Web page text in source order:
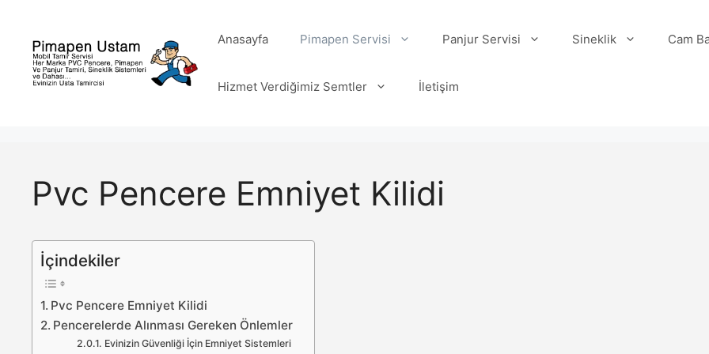
Anasayfa Pimapen Servisi Panjur Servisi Sineklik Cam
Hizmet Verdiğimiz Semtler İletişim
Pvc Pencere Emniyet Kilidi
İçindekiler
Pvc Pencere Emniyet Kilidi
Pencerelerde Alınması Gereken Önlemler
Evinizin Güvenliği İçin Emniyet Sistemleri